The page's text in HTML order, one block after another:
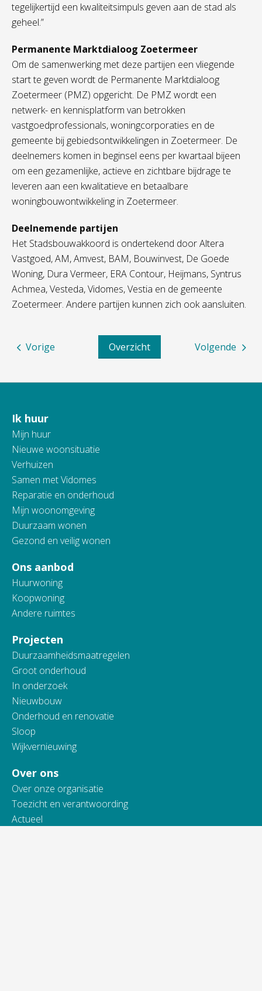
tegelijkertijd een kwaliteitsimpuls geven aan de stad als
geheel.”
Permanente Marktdialoog Zoetermeer
Om de samenwerking met deze partijen een vliegende
start te geven wordt de Permanente Marktdialoog
Zoetermeer (PMZ) opgericht. De PMZ wordt een
netwerk- en kennisplatform van betrokken
vastgoedprofessionals, woningcorporaties en de
gemeente bij gebiedsontwikkelingen in Zoetermeer. De
deelnemers komen in beginsel eens per kwartaal bijeen
om een gezamenlijke, actieve en zichtbare bijdrage te
leveren aan een kwalitatieve en betaalbare
woningbouwontwikkeling in Zoetermeer.
Deelnemende partijen
Het Stadsbouwakkoord is ondertekend door Altera
Vastgoed, AM, Amvest, BAM, Bouwinvest, De Goede
Woning, Dura Vermeer, ERA Contour, Heijmans, Syntrus
Achmea, Vesteda, Vidomes, Vestia en de gemeente
Zoetermeer. Andere partijen kunnen zich ook aansluiten.
Volgende
Overzicht
Vorige
Contactinformatie
Ik huur
Mijn huur
Nieuwe woonsituatie
Verhuizen
Samen met Vidomes
Reparatie en onderhoud
Mijn woonomgeving
Duurzaam wonen
Gezond en veilig wonen
Ons aanbod
Huurwoning
Koopwoning
Andere ruimtes
Projecten
Duurzaamheidsmaatregelen
Groot onderhoud
In onderzoek
Nieuwbouw
Onderhoud en renovatie
Sloop
Wijkvernieuwing
Over ons
Over onze organisatie
Toezicht en verantwoording
Actueel